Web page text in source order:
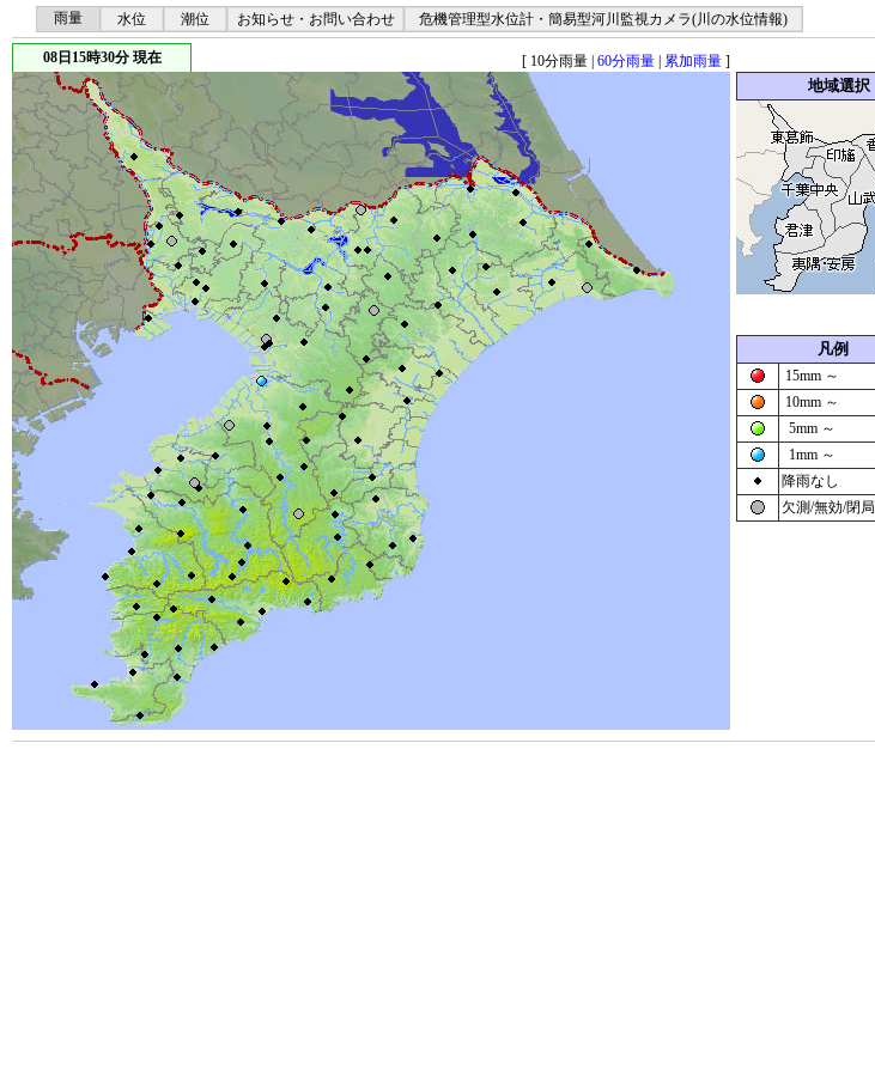
雨量 水位 潮位 お知らせ・お問い合わせ 危機管理型水位計・簡易型河川監視カメラ(川の水位情報)
08日15時30分 現在 [ 10分雨量 60分雨量 累加雨量 ]
地域選択
凡例
15mm ～
10mm ～
5mm ～
1mm ～
降雨なし
欠測/無効/閉局